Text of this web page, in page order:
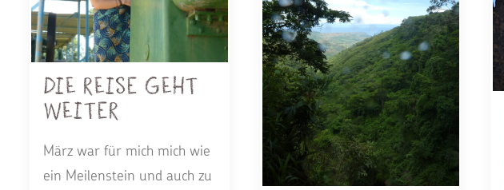
Die Reise geht
weiter
März war für mich mich wie
ein Meilenstein und auch zu